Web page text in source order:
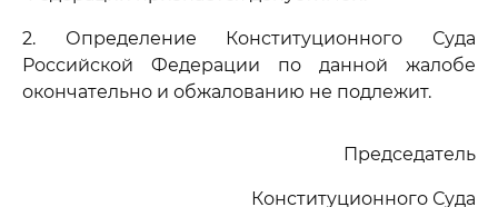
2. Определение Конституционного Суда
Российской Федерации по данной жалобе
окончательно и обжалованию не подлежит.
Председатель
Конституционного Суда